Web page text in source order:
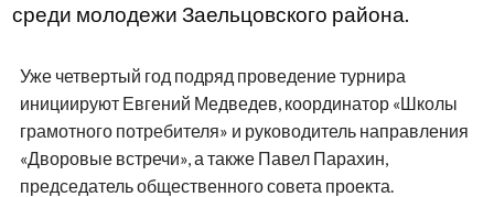
среди молодежи Заельцовского района.
Уже четвертый год подряд проведение турнира
инициируют Евгений Медведев, координатор «Школы
грамотного потребителя» и руководитель направления
«Дворовые встречи», а также Павел Парахин,
председатель общественного совета проекта.